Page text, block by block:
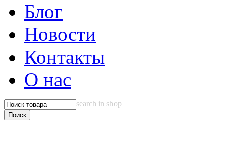
Блог
Новости
Контакты
О нас
search in shop